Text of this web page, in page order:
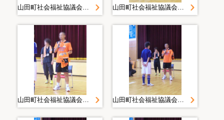
山田町社会福祉協議会＿災害復旧・復興活動写真＿２０１１０７１４清水エスパルスサッカー交流＿静岡県社協＿山田中学校 山田町社会福祉協議会＿災害復旧・復興活動写真＿２０１１０７１４清水エスパルスサッカー交流＿静岡県社協＿山田中学校
山田町社会福祉協議会＿災害復旧・復興活動写真＿２０１１０７１４清水エスパルスサッカー交流＿静岡県社協＿山田中学校 山田町社会福祉協議会＿災害復旧・復興活動写真＿２０１１０７１４清水エスパルスサッカー交流＿静岡県社協＿山田中学校